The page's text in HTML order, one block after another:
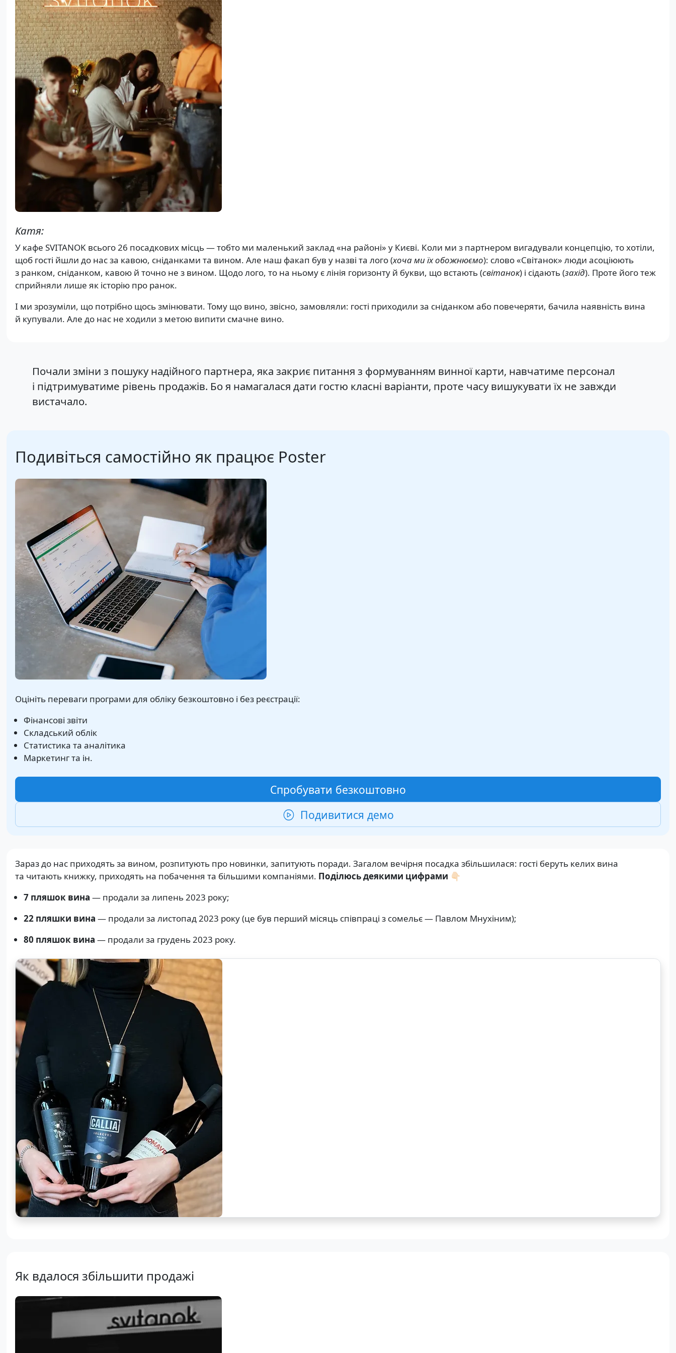
Катя:
У кафе SVITANOK всього 26 посадкових місць — тобто ми маленький заклад «на районі» у Києві. Коли ми з партнером вигадували концепцію, то хотіли,
щоб гості йшли до нас за кавою, сніданками та вином. Але наш факап був у назві та лого (хоча ми їх обожнюємо): слово «Світанок» люди асоціюють
з ранком, сніданком, кавою й точно не з вином. Щодо лого, то на ньому є лінія горизонту й букви, що встають (світанок) і сідають (захід). Проте його теж
сприйняли лише як історію про ранок.
І ми зрозуміли, що потрібно щось змінювати. Тому що вино, звісно, замовляли: гості приходили за сніданком або повечеряти, бачила наявність вина
й купували. Але до нас не ходили з метою випити смачне вино.
Почали зміни з пошуку надійного партнера, яка закриє питання з формуванням винної карти, навчатиме персонал
і підтримуватиме рівень продажів. Бо я намагалася дати гостю класні варіанти, проте часу вишукувати їх не завжди
вистачало.
Подивіться самостійно як працює Poster
Оцініть переваги програми для обліку безкоштовно і без реєстрації:
Фінансові звіти
Складський облік
Статистика та аналітика
Маркетинг та ін.
Спробувати безкоштовно
Подивитися демо
Зараз до нас приходять за вином, розпитують про новинки, запитують поради. Загалом вечірня посадка збільшилася: гості беруть келих вина
та читають книжку, приходять на побачення та більшими компаніями. Поділюсь деякими цифрами 👇🏻
7 пляшок вина — продали за липень 2023 року;
22 пляшки вина — продали за листопад 2023 року (це був перший місяць співпраці з сомельє — Павлом Мнухіним);
80 пляшок вина — продали за грудень 2023 року.
Як вдалося збільшити продажі